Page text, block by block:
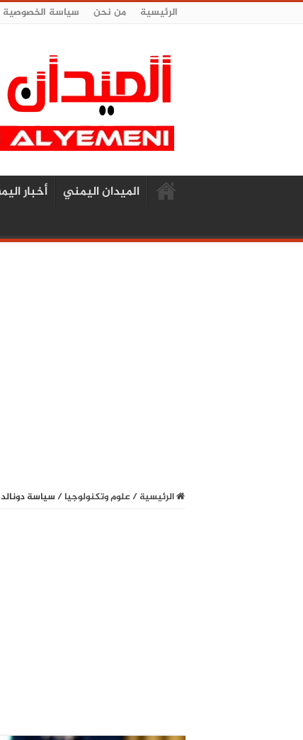
الرئيسية من نحن سياسة الخصوصية
الميدان اليمني أخبار
الرئيسية/علوم وتكنولوجيا/سياسة